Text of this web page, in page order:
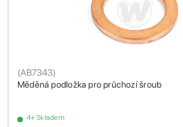
Měděná podložka pro průchozí šroub
(AB7343)
4+ Skladem